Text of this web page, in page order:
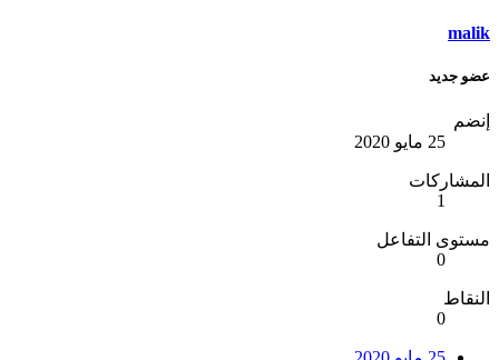
malik
عضو جديد
إنضم
25 مايو 2020
المشاركات
1
مستوى التفاعل
0
النقاط
0